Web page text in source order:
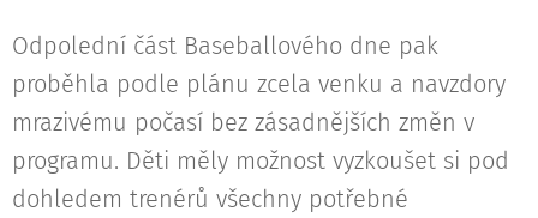
Odpolední část Baseballového dne pak
proběhla podle plánu zcela venku a navzdory
mrazivému počasí bez zásadnějších změn v
programu. Děti měly možnost vyzkoušet si pod
dohledem trenérů všechny potřebné